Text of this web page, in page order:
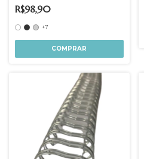
R$98,90
+7
COMPRAR